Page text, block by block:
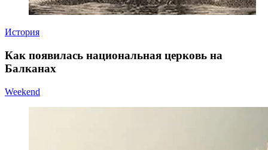
История
Как появилась национальная церковь на
Балканах
Weekend